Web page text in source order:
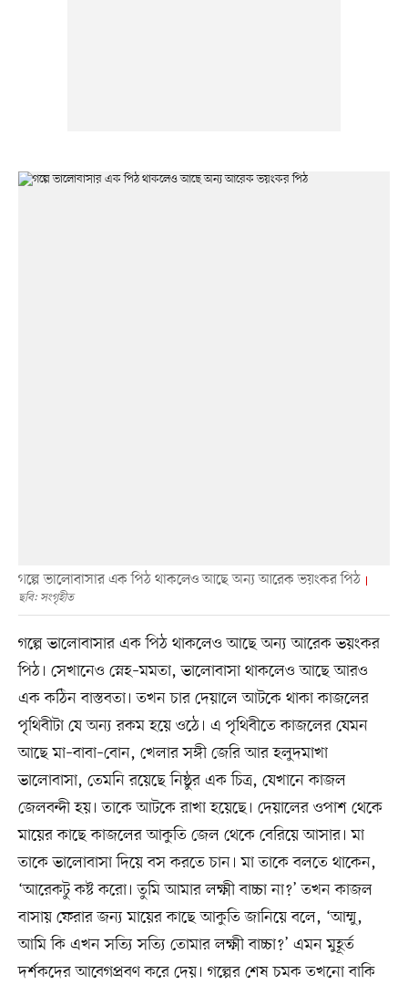
গল্পে ভালোবাসার এক পিঠ থাকলেও আছে অন্য আরেক ভয়ংকর পিঠ
ছবি: সংগৃহীত
গল্পে ভালোবাসার এক পিঠ থাকলেও আছে অন্য আরেক ভয়ংকর
পিঠ। সেখানেও স্নেহ–মমতা, ভালোবাসা থাকলেও আছে আরও
এক কঠিন বাস্তবতা। তখন চার দেয়ালে আটকে থাকা কাজলের
পৃথিবীটা যে অন্য রকম হয়ে ওঠে। এ পৃথিবীতে কাজলের যেমন
আছে মা–বাবা–বোন, খেলার সঙ্গী জেরি আর হলুদমাখা
ভালোবাসা, তেমনি রয়েছে নিষ্ঠুর এক চিত্র, যেখানে কাজল
জেলবন্দী হয়। তাকে আটকে রাখা হয়েছে। দেয়ালের ওপাশ থেকে
মায়ের কাছে কাজলের আকুতি জেল থেকে বেরিয়ে আসার। মা
তাকে ভালোবাসা দিয়ে বস করতে চান। মা তাকে বলতে থাকেন,
‘আরেকটু কষ্ট করো। তুমি আমার লক্ষ্মী বাচ্চা না?’ তখন কাজল
বাসায় ফেরার জন্য মায়ের কাছে আকুতি জানিয়ে বলে, ‘আম্মু,
আমি কি এখন সত্যি সত্যি তোমার লক্ষ্মী বাচ্চা?’ এমন মুহূর্ত
দর্শকদের আবেগপ্রবণ করে দেয়। গল্পের শেষ চমক তখনো বাকি